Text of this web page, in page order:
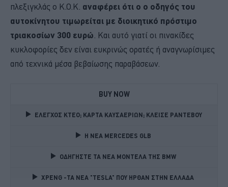
πλεξιγκλάς ο Κ.Ο.Κ. αναφέρει ότι ο ο οδηγός του
αυτοκίνητου τιμωρείται με διοικητικό πρόστιμο
τριακοσίων 300 ευρώ. Και αυτό γιατί οι πινακίδες
κυκλοφορίες δεν είναι ευκρινώς ορατές ή αναγνωρίσιμες
από τεχνικά μέσα βεβαίωσης παραβάσεων.
BUY NOW
ΕΛΕΓΧΟΣ ΚΤΕΟ; ΚΑΡΤΑ ΚΑΥΣΑΕΡΙΩΝ; ΚΛΕΙΣΕ ΡΑΝΤΕΒΟΥ
Η ΝΕΑ MERCEDES GLB
ΟΔΗΓΗΣΤΕ ΤΑ ΝΕΑ ΜΟΝΤΕΛΑ ΤΗΣ BMW
XPENG -ΤΑ ΝΕΑ "TESLA" ΠΟΥ ΗΡΘΑΝ ΣΤΗΝ ΕΛΛΑΔΑ